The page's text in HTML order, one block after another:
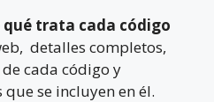
qué trata cada código
detalles completos,
cada código y
se incluyen en él.